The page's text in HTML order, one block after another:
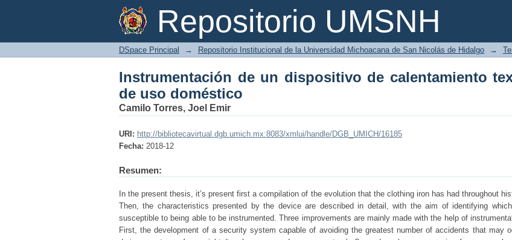
Repositorio UMSNH
Instrumentación de un dispositivo de calentamiento
DSpace Principal → Repositorio Institucional de la Universidad Michoacana de San Nicolás de Hidalgo →
Instrumentación de un dispositivo de calentamiento
de uso doméstico
Camilo Torres, Joel Emir
URI: http://bibliotecavirtual.dgb.umich.mx:8083/xmlui/handle/DGB_UMICH/16185
Fecha: 2018-12
Resumen:
In the present thesis, it’s present first a compilation of the evolution that the clothing iron has had throughout
Then, the characteristics presented by the device are described in detail, with the aim of identifying
susceptible to being able to be instrumented. Three improvements are mainly made with the help of
First, the development of a security system capable of avoiding the greatest number of accidents that may